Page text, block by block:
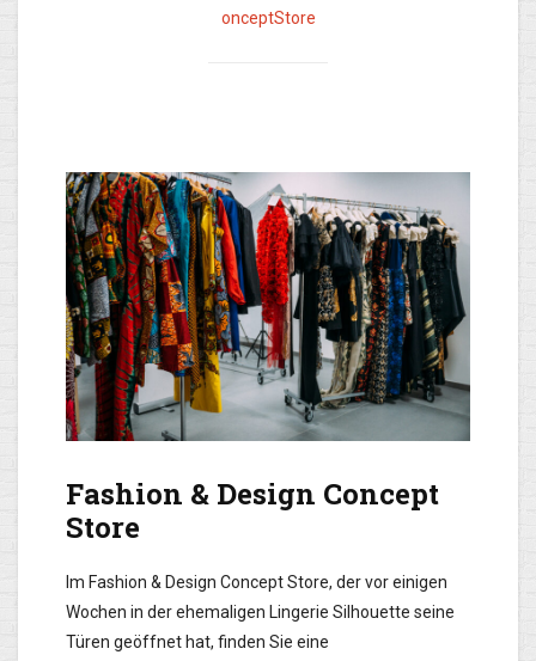
onceptStore
Fashion & Design Concept
Store
Im Fashion & Design Concept Store, der vor einigen
Wochen in der ehemaligen Lingerie Silhouette seine
Türen geöffnet hat, finden Sie eine